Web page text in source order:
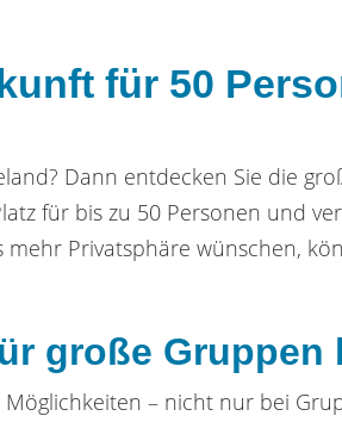
für 50
Dann entdecken Sie die
für bis zu 50 Personen und
Privatsphäre wünschen,
große Gruppen
– nicht nur bei